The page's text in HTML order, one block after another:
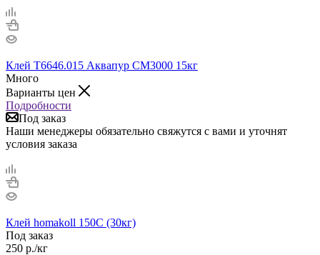
Клей T6646.015 Аквапур СМ3000 15кг
Много
Варианты цен
Подробности
Под заказ
Наши менеджеры обязательно свяжутся с вами и уточнят
условия заказа
Клей homakoll 150С (30кг)
Под заказ
250 р./кг